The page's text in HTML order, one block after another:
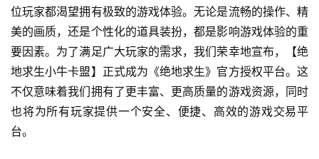
位玩家都渴望拥有极致的游戏体验。无论是流畅的操作、精
美的画质，还是个性化的道具装扮，都是影响游戏体验的重
要因素。为了满足广大玩家的需求，我们荣幸地宣布，【绝
地求生小牛卡盟】正式成为《绝地求生》官方授权平台。这
不仅意味着我们拥有了更丰富、更高质量的游戏资源，同时
也将为所有玩家提供一个安全、便捷、高效的游戏交易平
台。